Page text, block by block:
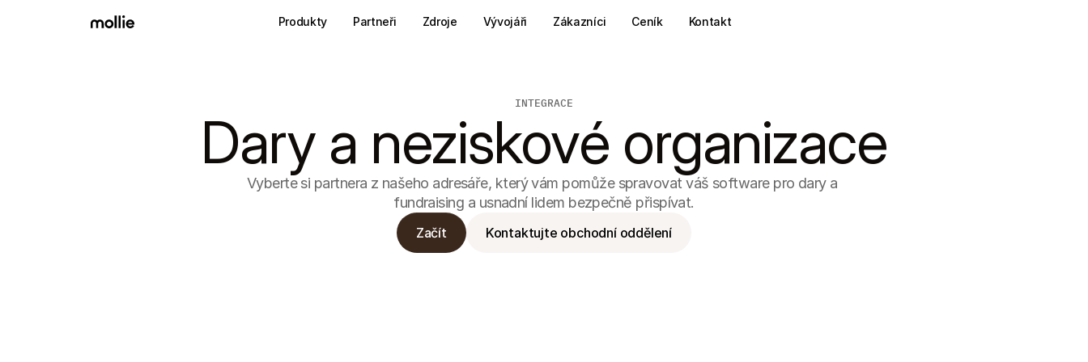
INTEGRACE
Dary a neziskové organizace
Vyberte si partnera z našeho adresáře, který vám pomůže spravovat váš software pro dary a
fundraising a usnadní lidem bezpečně přispívat.
Začít Kontaktujte obchodní oddělení
Produkty Partneři Zdroje Vývojáři Zákazníci Ceník Kontakt